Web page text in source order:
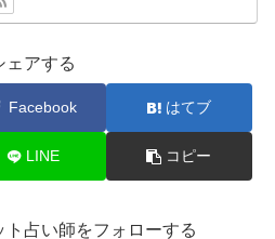
ェアする
Facebook はてブ
LINE コピー
ト占い師をフォローする